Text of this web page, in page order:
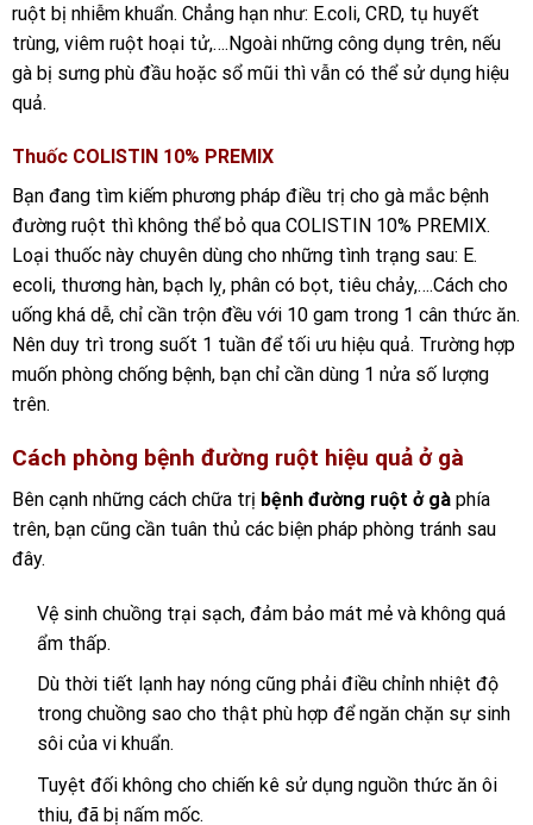
ruột bị nhiễm khuẩn. Chẳng hạn như: E.coli, CRD, tụ huyết
trùng, viêm ruột hoại tử,….Ngoài những công dụng trên, nếu
gà bị sưng phù đầu hoặc sổ mũi thì vẫn có thể sử dụng hiệu
quả.
Thuốc COLISTIN 10% PREMIX
Bạn đang tìm kiếm phương pháp điều trị cho gà mắc bệnh
đường ruột thì không thể bỏ qua COLISTIN 10% PREMIX.
Loại thuốc này chuyên dùng cho những tình trạng sau: E.
ecoli, thương hàn, bạch lỵ, phân có bọt, tiêu chảy,….Cách cho
uống khá dễ, chỉ cần trộn đều với 10 gam trong 1 cân thức ăn.
Nên duy trì trong suốt 1 tuần để tối ưu hiệu quả. Trường hợp
muốn phòng chống bệnh, bạn chỉ cần dùng 1 nửa số lượng
trên.
Cách phòng bệnh đường ruột hiệu quả ở gà
Bên cạnh những cách chữa trị bệnh đường ruột ở gà phía
trên, bạn cũng cần tuân thủ các biện pháp phòng tránh sau
đây.
Vệ sinh chuồng trại sạch, đảm bảo mát mẻ và không quá
ẩm thấp.
Dù thời tiết lạnh hay nóng cũng phải điều chỉnh nhiệt độ
trong chuồng sao cho thật phù hợp để ngăn chặn sự sinh
sôi của vi khuẩn.
Tuyệt đối không cho chiến kê sử dụng nguồn thức ăn ôi
thiu, đã bị nấm mốc.